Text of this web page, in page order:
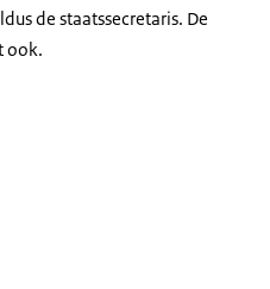
de staatssecretaris. De
ook.